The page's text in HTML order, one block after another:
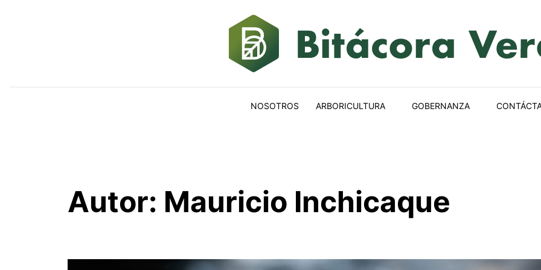
NOSOTROS ARBORICULTURA GOBERNANZA
Autor: Mauricio Inchicaque